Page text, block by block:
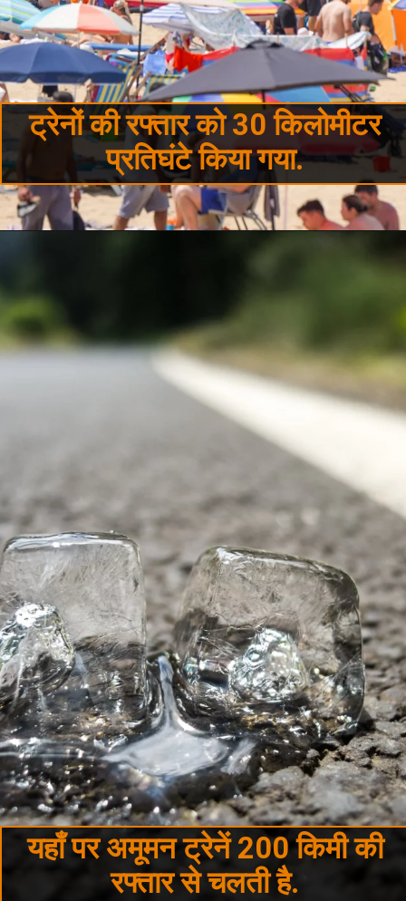
ट्रेनों की रफ्तार को 30 किलोमीटर
प्रतिघंटे किया गया.
यहाँ पर अमूमन ट्रेनें 200 किमी की
रफ्तार से चलती है.